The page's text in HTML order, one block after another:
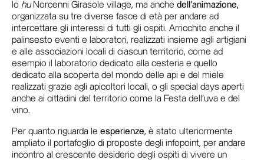
lo huNorcenni Girasole village, ma anche dell’animazione,
organizzata su tre diverse fasce di età per andare ad
intercettare gli interessi di tutti gli ospiti. Arricchito anche il
palinsesto eventi e laboratori, realizzati insieme agli artigiani
e alle associazioni locali di ciascun territorio, come ad
esempio il laboratorio dedicato alla cesteria e quello
dedicato alla scoperta del mondo delle api e del miele
realizzati grazie agli apicoltori locali, o gli special days aperti
anche ai cittadini del territorio come la Festa dell’uva e del
vino.
Per quanto riguarda le esperienze, è stato ulteriormente
ampliato il portafoglio di proposte degli infopoint, per andare
incontro al crescente desiderio degli ospiti di vivere un